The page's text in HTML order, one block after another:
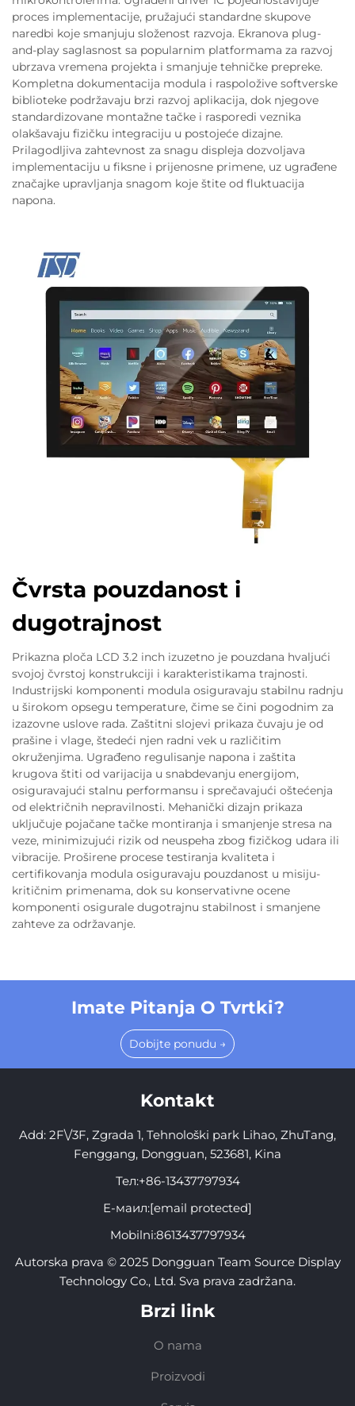
proces implementacije, pružajući standardne skupove
naredbi koje smanjuju složenost razvoja. Ekranova plug-
and-play saglasnost sa popularnim platformama za razvoj
ubrzava vremena projekta i smanjuje tehničke prepreke.
Kompletna dokumentacija modula i raspoložive softverske
biblioteke podržavaju brzi razvoj aplikacija, dok njegove
standardizovane montažne tačke i rasporedi veznika
olakšavaju fizičku integraciju u postojeće dizajne.
Prilagodljiva zahtevnost za snagu displeja dozvoljava
implementaciju u fiksne i prijenosne primene, uz ugrađene
značajke upravljanja snagom koje štite od fluktuacija
napona.
Čvrsta pouzdanost i
dugotrajnost
Prikazna ploča LCD 3.2 inch izuzetno je pouzdanа hvaljući
svojoj čvrstoj konstrukciji i karakteristikama trajnosti.
Industrijski komponenti modula osiguravaju stabilnu radnju
u širokom opsegu temperature, čime se čini pogodnim za
izazovne uslove rada. Zaštitni slojevi prikaza čuvaju je od
prašine i vlage, štedeći njen radni vek u različitim
okruženjima. Ugrađeno regulisanje napona i zaštita
krugova štiti od varijacija u snabdevanju energijom,
osiguravajući stalnu performansu i sprečavajući oštećenja
od električnih nepravilnosti. Mehanički dizajn prikaza
uključuje pojačane tačke montiranja i smanjenje stresa na
veze, minimizujući rizik od neuspeha zbog fizičkog udara ili
vibracije. Proširene procese testiranja kvaliteta i
certifikovanja modula osiguravaju pouzdanost u misiju-
kritičnim primenama, dok su konservativne ocene
komponenti osigurale dugotrajnu stabilnost i smanjene
zahteve za održavanje.
Imate Pitanja O Tvrtki?
Dobijte ponudu →
Kontakt
Add: 2F\/3F, Zgrada 1, Tehnološki park Lihao, ZhuTang,
Fenggang, Dongguan, 523681, Kina
Тел:+86-13437797934
Е-маил:[email protected]
Mobilni:8613437797934
Autorska prava © 2025 Dongguan Team Source Display
Technology Co., Ltd. Sva prava zadržana.
Brzi link
O nama
Proizvodi